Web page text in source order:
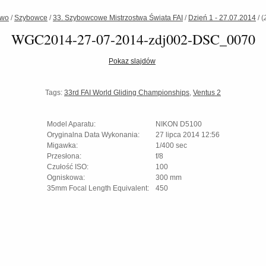
/Szybowce /33. Szybowcowe Mistrzostwa Świata FAI / Dzień 1 - 27.07.2014 /(
WGC2014-27-07-2014-zdj002-DSC_0070
Pokaz slajdów
Tags: 33rd FAI World Gliding Championships, Ventus 2
Model Aparatu:
NIKON D5100
Oryginalna Data Wykonania:
27 lipca 2014 12:56
Migawka:
1/400 sec
Przesłona:
f/8
Czułość ISO:
100
Ogniskowa:
300 mm
35mm Focal Length Equivalent:
450